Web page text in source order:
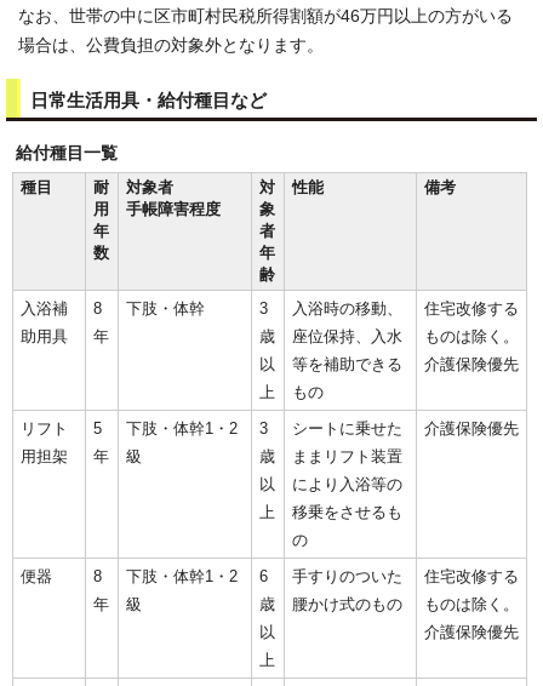
なお、世帯の中に区市町村民税所得割額が46万円以上の方がいる
場合は、公費負担の対象外となります。
日常生活用具・給付種目など
給付種目一覧
種目
耐
用
年
数
対象者
手帳障害程度
対
象
者
年
齢
性能 備考
入浴補
助用具
8
年
下肢・体幹
3
歳
以
上
入浴時の移動、
座位保持、入水
等を補助できる
もの
住宅改修する
ものは除く。
介護保険優先
リフト
用担架
5
年
下肢・体幹1・2
級
3
歳
以
上
シートに乗せた
ままリフト装置
により入浴等の
移乗をさせるも
の
介護保険優先
便器
8
年
下肢・体幹1・2
級
6
歳
以
上
手すりのついた
腰かけ式のもの
住宅改修する
ものは除く。
介護保険優先